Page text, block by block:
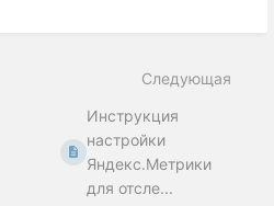
Следующая
Инструкция
настройки
Яндекс.Метрики
для отсле...